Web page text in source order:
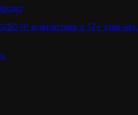
5G IP операторів у 17+ країнах.